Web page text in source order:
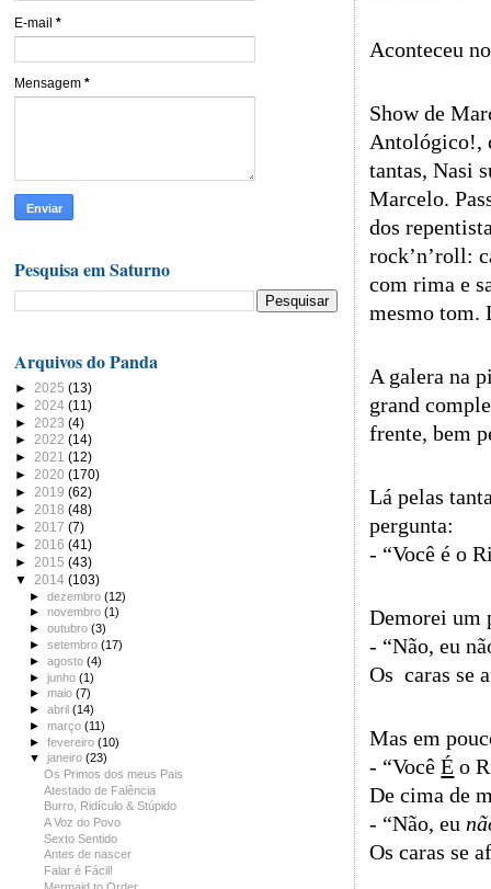
Aconteceu
Show de
Antológico!,
tantas, Nasi
Marcelo.
dos
rock’n’roll:
com rima e
mesmo tom.
A galera na
grand
frente, bem
Lá pelas
pergunta:
- “Você é o
Demorei um
- “Não, eu
Os caras se
Mas em
- “VocêÉ o
De cima de
- “Não, eu
Os caras se
E-mail *
Mensagem *
Pesquisa em Saturno
Arquivos do Panda
► 2025 (13)
► 2024 (11)
► 2023 (4)
► 2022 (14)
► 2021 (12)
► 2020 (170)
► 2019 (62)
► 2018 (48)
► 2017 (7)
► 2016 (41)
► 2015 (43)
▼ 2014 (103)
►dezembro(12)
►novembro(1)
►outubro(3)
►setembro(17)
►agosto(4)
►junho(1)
►maio(7)
►abril(14)
►março(11)
►fevereiro(10)
▼janeiro(23)
Os Primos dos meus Pais
Atestado de Falência
Burro, Ridículo & Stúpido
A Voz do Povo
Sexto Sentido
Antes de nascer
Falar é Fácil!
Mermaid to Order